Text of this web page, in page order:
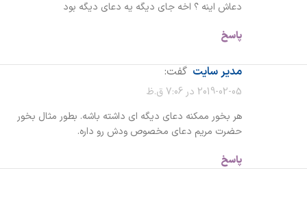
دعاش اینه ؟ اخه جای دیگه یه دعای دیگه بود
پاسخ
مدیر سایت گفت:
2019-02-05 در 7:06 ق.ظ
هر بخور ممکنه دعای دیگه ای داشته باشه. بطور مثال بخور
حضرت مریم دعای مخصوص ودش رو داره.
پاسخ